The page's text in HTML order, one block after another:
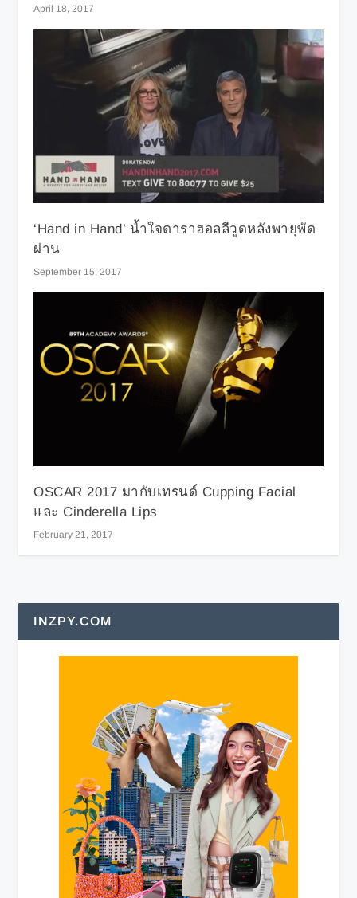
April 18, 2017
‘Hand in Hand’ น้ำใจดาราฮอลลีวูดหลังพายุพัด
ผ่าน
September 15, 2017
OSCAR 2017 มากับเทรนด์ Cupping Facial
และ Cinderella Lips
February 21, 2017
INZPY.COM